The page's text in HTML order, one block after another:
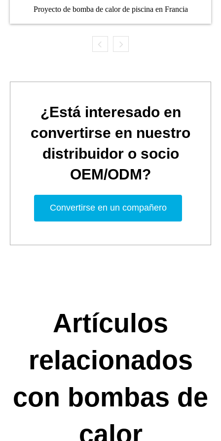
Proyecto de bomba de calor de piscina en Francia
¿Está interesado en
convertirse en nuestro
distribuidor o socio
OEM/ODM?
Convertirse en un compañero
Artículos
relacionados
con bombas de
calor